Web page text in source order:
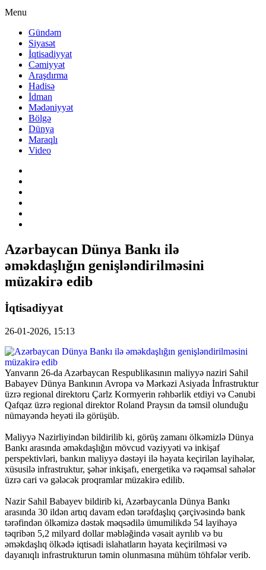
Menu
Gündəm
Siyasət
İqtisadiyyat
Cəmiyyət
Araşdırma
Hadisə
İdman
Mədəniyyət
Bölgə
Dünya
Maraqlı
Video
Azərbaycan Dünya Bankı ilə
əməkdaşlığın genişləndirilməsini
müzakirə edib
İqtisadiyyat
26-01-2026, 15:13
Yanvarın 26-da Azərbaycan Respublikasının maliyyə naziri Sahil
Babayev Dünya Bankının Avropa və Mərkəzi Asiyada İnfrastruktur
üzrə regional direktoru Çarlz Kormyerin rəhbərlik etdiyi və Cənubi
Qafqaz üzrə regional direktor Roland Praysın da təmsil olunduğu
nümayəndə heyəti ilə görüşüb.
Maliyyə Nazirliyindən bildirilib ki, görüş zamanı ölkəmizlə Dünya
Bankı arasında əməkdaşlığın mövcud vəziyyəti və inkişaf
perspektivləri, bankın maliyyə dəstəyi ilə həyata keçirilən layihələr,
xüsusilə infrastruktur, şəhər inkişafı, energetika və rəqəmsal sahələr
üzrə cari və gələcək proqramlar müzakirə edilib.
Nazir Sahil Babayev bildirib ki, Azərbaycanla Dünya Bankı
arasında 30 ildən artıq davam edən tərəfdaşlıq çərçivəsində bank
tərəfindən ölkəmizə dəstək məqsədilə ümumilikdə 54 layihəyə
təqribən 5,2 milyard dollar məbləğində vəsait ayrılıb və bu
əməkdaşlıq ölkədə iqtisadi islahatların həyata keçirilməsi və
dayanıqlı infrastrukturun təmin olunmasına mühüm töhfələr verib.